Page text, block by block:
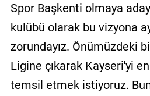
Spor Başkenti olmaya
kulübü olarak bu vizyona
zorundayız. Önümüzdeki
Ligine çıkarak Kayseri'yi
temsil etmek istiyoruz.